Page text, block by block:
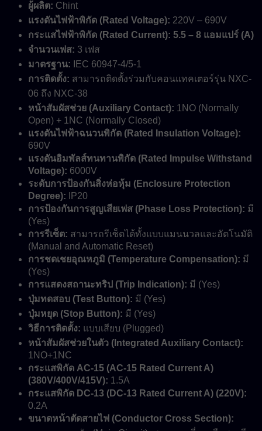
ผู้ผลิต: Chint
แรงดันไฟฟ้าพิกัด (Rated Voltage): 220V – 690V
กระแสไฟฟ้าพิกัด (Rated Current): 5.5 – 8 แอมแปร์ (A)
จำนวนเฟส: 3 เฟส
มาตรฐาน: IEC 60947-4/5-1
การติดตั้ง: สามารถติดตั้งร่วมกับคอนแทคเตอร์รุ่น NXC-
06 ถึง NXC-38
หน้าสัมผัสช่วย (Auxiliary Contact): 1NO (Normally
Open) + 1NC (Normally Closed)
แรงดันไฟฟ้าฉนวนพิกัด (Rated Insulation Voltage):
690V
แรงดันอิมพัลส์ทนทานพิกัด (Rated Impulse Withstand
Voltage): 6000V
ระดับการป้องกันสิ่งห่อหุ้ม (Enclosure Protection
Degree): IP20
การป้องกันการสูญเสียเฟส (Phase Loss Protection): มี
(Yes)
การรีเซ็ต: สามารถรีเซ็ตได้ทั้งแบบแมนนวลและอัตโนมัติ
(Manual and Automatic Reset)
การชดเชยอุณหภูมิ (Temperature Compensation): มี
(Yes)
การแสดงสถานะทริป (Trip Indication): มี (Yes)
ปุ่มทดสอบ (Test Button): มี (Yes)
ปุ่มหยุด (Stop Button): มี (Yes)
วิธีการติดตั้ง: แบบเสียบ (Plugged)
หน้าสัมผัสช่วยในตัว (Integrated Auxiliary Contact):
1NO+1NC
กระแสพิกัด AC-15 (AC-15 Rated Current A)
(380V/400V/415V): 1.5A
กระแสพิกัด DC-13 (DC-13 Rated Current A) (220V):
0.2A
ขนาดหน้าตัดสายไฟ (Conductor Cross Section):